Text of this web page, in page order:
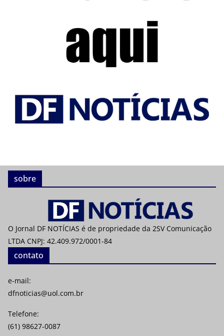
sobre
O Jornal DF NOTÍCIAS é de propriedade da 2SV Comunicação
LTDA CNPJ: 42.409.972/0001-84
contato
e-mail:
dfnoticias@uol.com.br
Telefone:
(61) 98627-0087